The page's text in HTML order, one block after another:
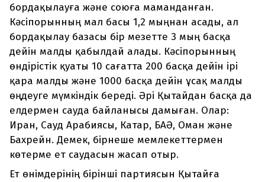
бордақылауға және союға маманданған.
Кәсіпорынның мал басы 1,2 мыңнан асады, ал
бордақылау базасы бір мезетте 3 мың басқа
дейін малды қабылдай алады. Кәсіпорынның
өндірістік қуаты 10 сағатта 200 басқа дейін ірі
қара малды және 1000 басқа дейін ұсақ малды
өңдеуге мүмкіндік береді. Әрі Қытайдан басқа да
елдермен сауда байланысы дамыған. Олар:
Иран, Сауд Арабиясы, Катар, БАӘ, Оман және
Бахрейн. Демек, бірнеше мемлекеттермен
көтерме ет саудасын жасап отыр.
Ет өнімдерінің бірінші партиясын Қытайға